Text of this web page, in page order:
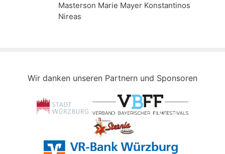
Masterson Marie Mayer Konstantinos
Nireas
Wir danken unseren Partnern und Sponsoren